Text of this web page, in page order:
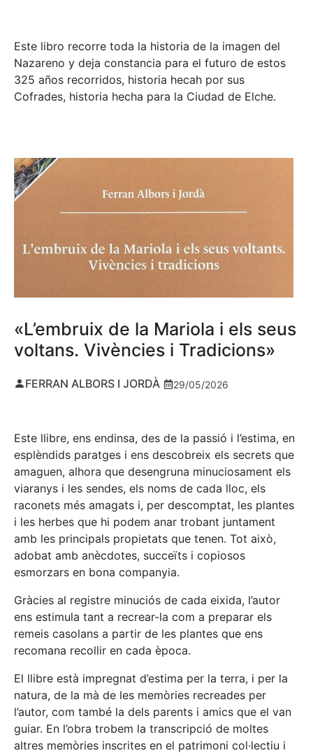
Este libro recorre toda la historia de la imagen del
Nazareno y deja constancia para el futuro de estos
325 años recorridos, historia hecah por sus
Cofrades, historia hecha para la Ciudad de Elche.
«L’embruix de la Mariola i els seus
voltans. Vivències i Tradicions»
FERRAN ALBORS I JORDÀ 29/05/2026
Este llibre, ens endinsa, des de la passió i l’estima, en
esplèndids paratges i ens descobreix els secrets que
amaguen, alhora que desengruna minuciosament els
viaranys i les sendes, els noms de cada lloc, els
raconets més amagats i, per descomptat, les plantes
i les herbes que hi podem anar trobant juntament
amb les principals propietats que tenen. Tot això,
adobat amb anècdotes, succeïts i copiosos
esmorzars en bona companyia.
Gràcies al registre minuciós de cada eixida, l’autor
ens estimula tant a recrear-la com a preparar els
remeis casolans a partir de les plantes que ens
recomana recollir en cada època.
El llibre està impregnat d’estima per la terra, i per la
natura, de la mà de les memòries recreades per
l’autor, com també la dels parents i amics que el van
guiar. En l’obra trobem la transcripció de moltes
altres memòries inscrites en el patrimoni col·lectiu i